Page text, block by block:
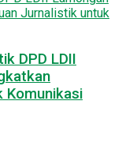
DPD LDII
Komunikasi